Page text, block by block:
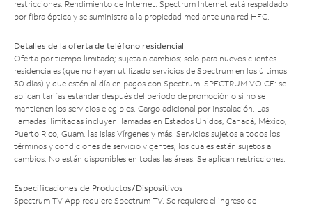
restricciones. Rendimiento de Internet: Spectrum Internet está respaldado
por fibra óptica y se suministra a la propiedad mediante una red HFC.
Detalles de la oferta de teléfono residencial
Oferta por tiempo limitado; sujeta a cambios; solo para nuevos clientes
residenciales (que no hayan utilizado servicios de Spectrum en los últimos
30 días) y que estén al día en pagos con Spectrum. SPECTRUM VOICE: se
aplican tarifas estándar después del período de promoción o si no se
mantienen los servicios elegibles. Cargo adicional por instalación. Las
llamadas ilimitadas incluyen llamadas en Estados Unidos, Canadá, México,
Puerto Rico, Guam, las Islas Vírgenes y más. Servicios sujetos a todos los
términos y condiciones de servicio vigentes, los cuales están sujetos a
cambios. No están disponibles en todas las áreas. Se aplican restricciones.
Especificaciones de Productos/Dispositivos
Spectrum TV App requiere Spectrum TV. Se requiere el ingreso de